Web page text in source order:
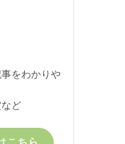
をわかりや
ど